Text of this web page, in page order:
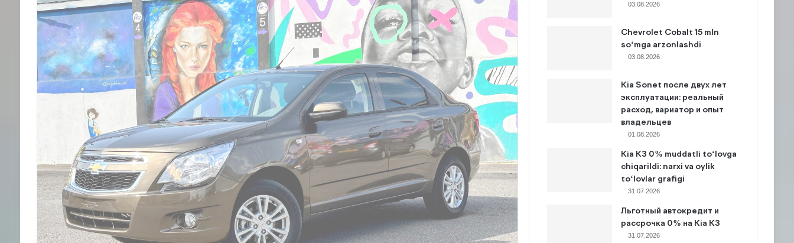
03.08.2026
Chevrolet Cobalt 15 mln
so‘mga arzonlashdi
03.08.2026
Kia Sonet после двух лет
эксплуатации: реальный
расход, вариатор и опыт
владельцев
01.08.2026
Kia K3 0% muddatli to‘lovga
chiqarildi: narxi va oylik
to‘lovlar grafigi
31.07.2026
Льготный автокредит и
рассрочка 0% на Kia K3
31.07.2026